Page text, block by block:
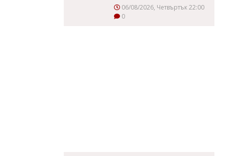
06/08/2026, Четвъртък 22:00
0